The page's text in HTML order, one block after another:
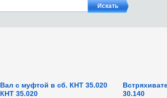
Вал с муфтой в сб. КНТ 35.020
КНТ 35.020
30.140